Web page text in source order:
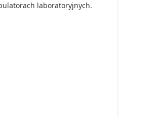
laboratoryjnych.